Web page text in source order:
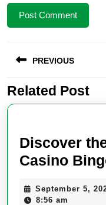
navigation
PREVIOUS
Previous
post:
Related Post
Discover
Casino
September 5,
8:56 am